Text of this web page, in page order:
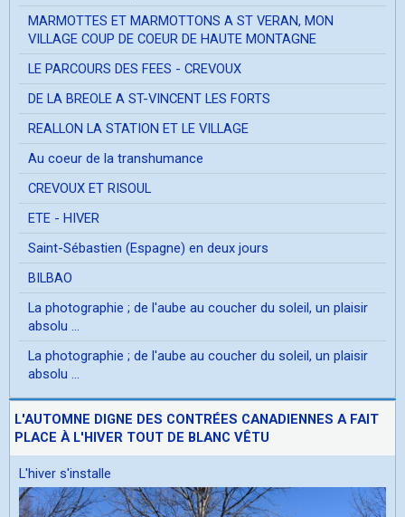
MARMOTTES ET MARMOTTONS A ST VERAN, MON
VILLAGE COUP DE COEUR DE HAUTE MONTAGNE
LE PARCOURS DES FEES - CREVOUX
DE LA BREOLE A ST-VINCENT LES FORTS
REALLON LA STATION ET LE VILLAGE
Au coeur de la transhumance
CREVOUX ET RISOUL
ETE - HIVER
Saint-Sébastien (Espagne) en deux jours
BILBAO
La photographie ; de l'aube au coucher du soleil, un plaisir
absolu ...
La photographie ; de l'aube au coucher du soleil, un plaisir
absolu ...
L'AUTOMNE DIGNE DES CONTRÉES CANADIENNES A FAIT
PLACE À L'HIVER TOUT DE BLANC VÊTU
L'hiver s'installe